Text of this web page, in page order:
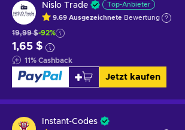
Nislo Trade Top-Anbieter
9.69 Ausgezeichnete Bewertung
19,99 $-92%
1,65 $
11% Cashback
Jetzt kaufen
Instant-Codes